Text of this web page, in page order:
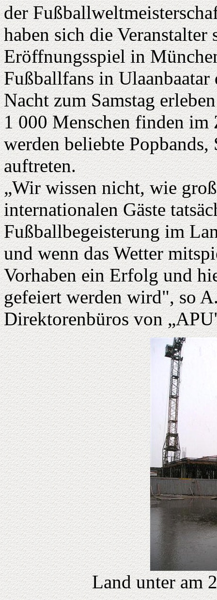
der
haben sich die
Eröffnungsspiel in
Fußballfans in
Nacht zum Samstag
1 000 Menschen finden im
werden beliebte
auftreten.
„Wir wissen nicht, wie
internationalen Gäste
Fußballbegeisterung im
und wenn das Wetter
Vorhaben ein Erfolg und
gefeiert werden wird", so
Direktorenbüros von
Land unter am